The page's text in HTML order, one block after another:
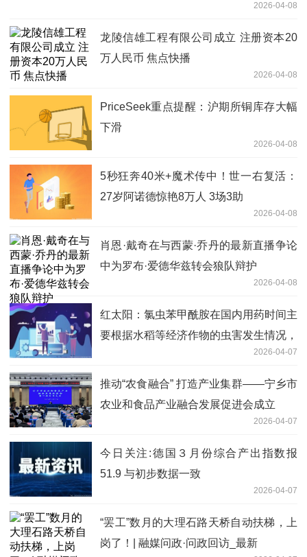
2026-04-08
龙陵信雄工程有限公司成立 注册资本20
万人民币 焦点快播
2026-04-08
PriceSeek重点提醒：沪期所铜库存大幅
下滑
2026-04-08
5秒狂奔40米+魔术传中！世一右复活：
27岁阿诺德惊艳8万人 3场3助
2026-04-08
肖恩·戴奇在与西蒙·乔丹的最新直播争论
中为罗布·爱德华兹转会狼队辩护
2026-04-08
红太阳：氯虫苯甲酰胺在国内用药时间主
要根据水稻等经济作物的虫害发生情况，
主要出货旺季在每年6月份之前_独家焦
点
2026-04-07
推动“农食融合” 打造产业集群——宁乡市
农业和食品产业融合发展促进会成立
2026-04-07
今日关注:德国３月份综合产出指数报
51.9 与初步数据一致
2026-04-07
“罢工”数月的大理石路天桥自动扶梯，上
岗了！| 融媒问政·问政回访_最新